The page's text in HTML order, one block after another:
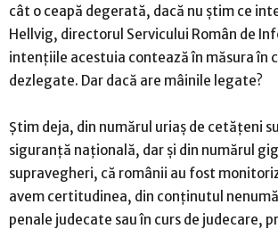
cât o ceapă degerată, dacă nu știm ce
Hellvig, directorul Servicului Român de
intențiile acestuia contează în măsura în
dezlegate. Dar dacă are mâinile legate?
Știm deja, din numărul uriaș de cetățeni
siguranță națională, dar și din numărul
supravegheri, că românii au fost
avem certitudinea, din conținutul
penale judecate sau în curs de judecare,